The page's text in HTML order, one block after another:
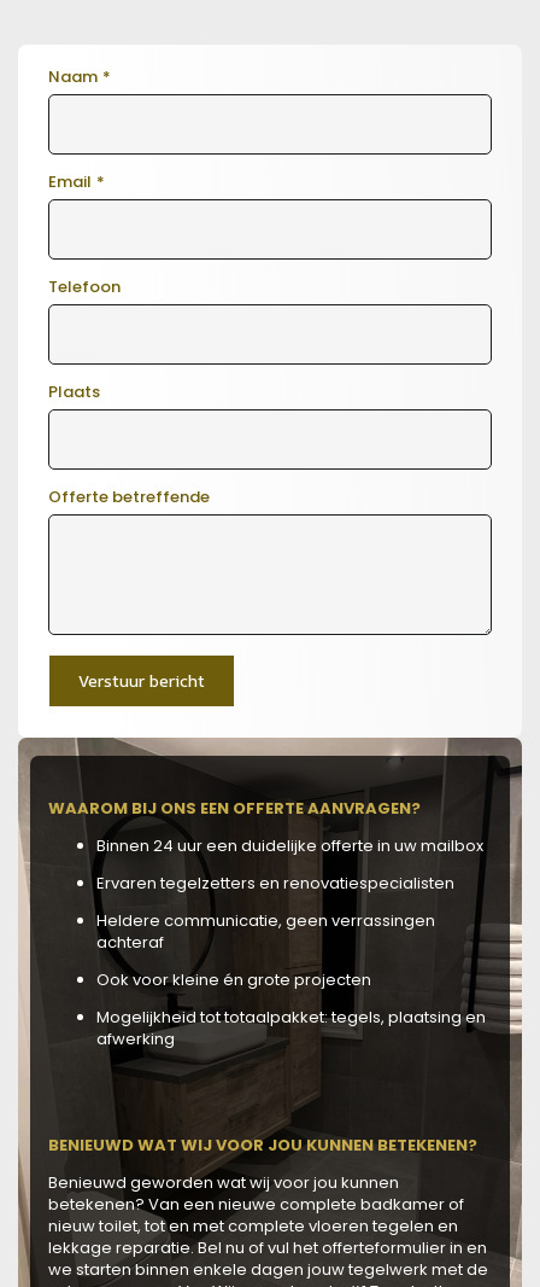
WAAROM BIJ ONS EEN OFFERTE AANVRAGEN?
Binnen 24 uur een duidelijke offerte in uw mailbox
Ervaren tegelzetters en renovatiespecialisten
Heldere communicatie, geen verrassingen
achteraf
Ook voor kleine én grote projecten
Mogelijkheid tot totaalpakket: tegels, plaatsing en
afwerking
BENIEUWD WAT WIJ VOOR JOU KUNNEN BETEKENEN?
Benieuwd geworden wat wij voor jou kunnen
betekenen? Van een nieuwe complete badkamer of
nieuw toilet, tot en met complete vloeren tegelen en
lekkage reparatie. Bel nu of vul het offerteformulier in en
we starten binnen enkele dagen jouw tegelwerk met de
Naam *
Email *
Telefoon
Plaats
Offerte betreffende
Verstuur bericht